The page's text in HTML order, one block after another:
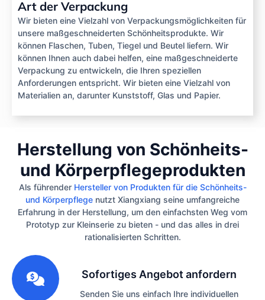
Art der Verpackung
Wir bieten eine Vielzahl von Verpackungsmöglichkeiten für
unsere maßgeschneiderten Schönheitsprodukte. Wir
können Flaschen, Tuben, Tiegel und Beutel liefern. Wir
können Ihnen auch dabei helfen, eine maßgeschneiderte
Verpackung zu entwickeln, die Ihren speziellen
Anforderungen entspricht. Wir bieten eine Vielzahl von
Materialien an, darunter Kunststoff, Glas und Papier.
Herstellung von Schönheits-
und Körperpflegeprodukten
Als führender Hersteller von Produkten für die Schönheits-
und Körperpflege nutzt Xiangxiang seine umfangreiche
Erfahrung in der Herstellung, um den einfachsten Weg vom
Prototyp zur Kleinserie zu bieten - und das alles in drei
rationalisierten Schritten.
Sofortiges Angebot anfordern
Senden Sie uns einfach Ihre individuellen